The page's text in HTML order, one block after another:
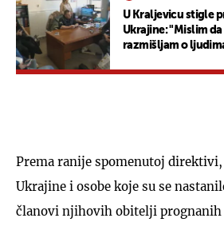
U Kraljevicu stigle
Ukrajine: "Mislim
razmišljam o
Prema ranije spomenutoj
Ukrajine i osobe koje su se
članovi njihovih obitelji prognanih